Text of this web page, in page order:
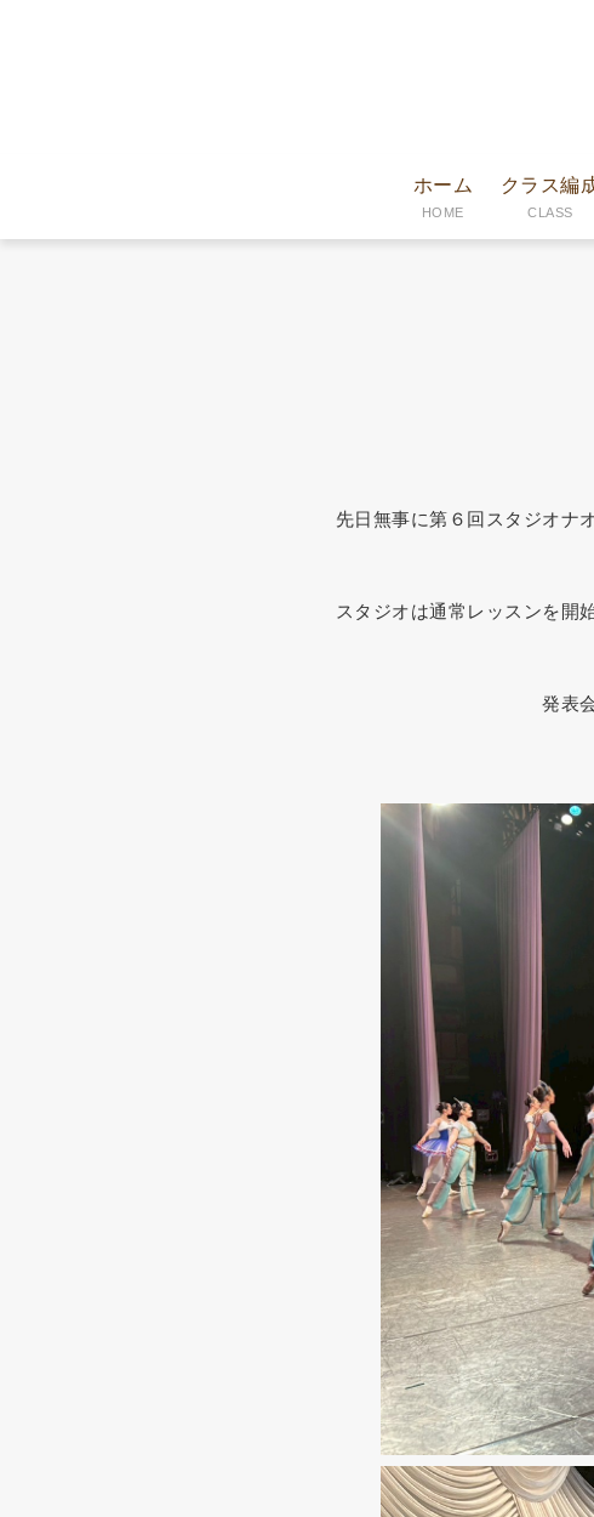
ホーム
HOME
クラス編
CLASS
先日無事に第６回スタジオナ
スタジオは通常レッスンを開
発表